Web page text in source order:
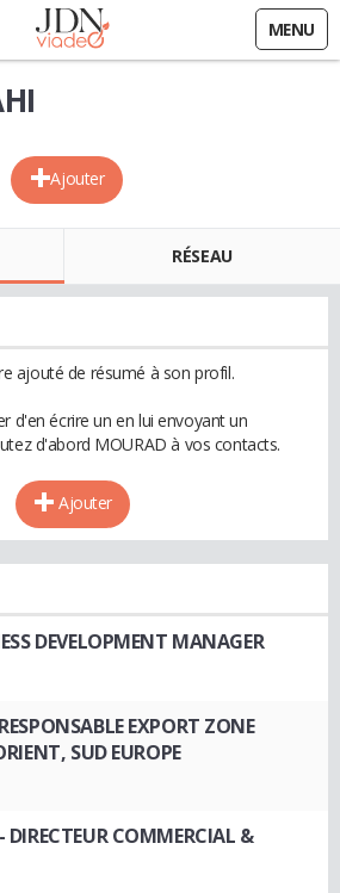
MENU
Ajouter
RÉSEAU
ajouté de résumé à son profil.
d'en écrire un en lui envoyant un
d'abord MOURAD à vos contacts.
Ajouter
DEVELOPMENT MANAGER
EXPORT ZONE
SUD EUROPE
- DIRECTEUR COMMERCIAL &